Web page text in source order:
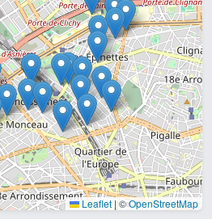
Leaflet |©OpenStreetMap